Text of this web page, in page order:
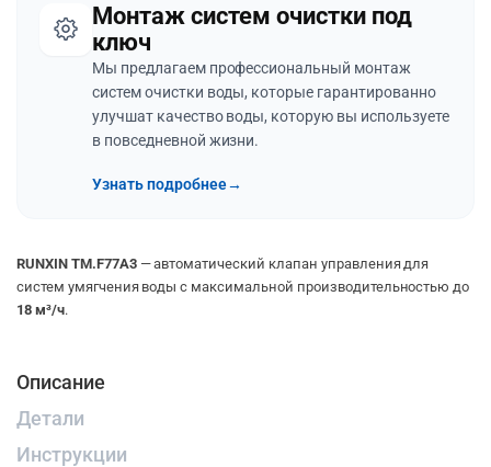
Монтаж систем очистки под
ключ
Мы предлагаем профессиональный монтаж
систем очистки воды, которые гарантированно
улучшат качество воды, которую вы используете
в повседневной жизни.
Узнать подробнее→
RUNXIN TM.F77A3— автоматический клапан управления для
систем умягчения воды с максимальной производительностью до
18 м³/ч.
Описание
Детали
Инструкции